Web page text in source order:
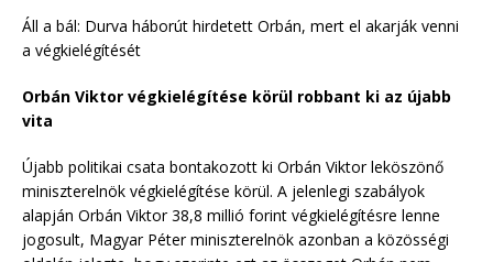
Áll a bál: Durva háborút hirdetett Orbán, mert el akarják venni
a végkielégítését
Orbán Viktor végkielégítése körül robbant ki az újabb
vita
Újabb politikai csata bontakozott ki Orbán Viktor leköszönő
miniszterelnök végkielégítése körül. A jelenlegi szabályok
alapján Orbán Viktor 38,8 millió forint végkielégítésre lenne
jogosult, Magyar Péter miniszterelnök azonban a közösségi